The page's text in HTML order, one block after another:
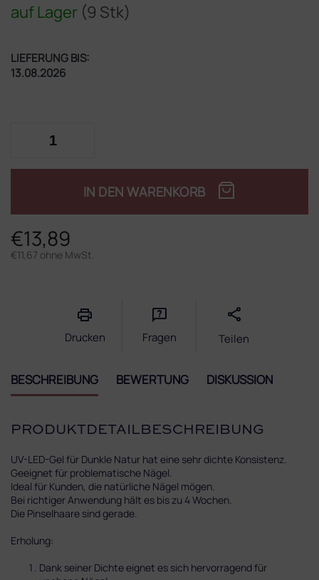
€13,89
€11,67 ohne MwSt.
auf Lager (9 Stk)
LIEFERUNG BIS:
13.08.2026
IN DEN WARENKORB
Drucken Fragen Teilen
BESCHREIBUNG BEWERTUNG DISKUSSION
PRODUKTDETAILBESCHREIBUNG
UV-LED-Gel für Dunkle Natur hat eine sehr dichte Konsistenz.
Geeignet für problematische Nägel.
Ideal für Kunden, die natürliche Nägel mögen.
Bei richtiger Anwendung hält es bis zu 4 Wochen.
Die Pinselhaare sind gerade.
Erholung:
Dank seiner Dichte eignet es sich hervorragend für